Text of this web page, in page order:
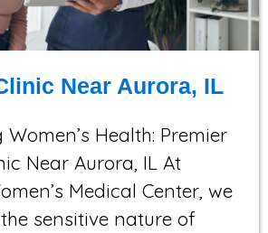
Near Aurora, IL
Health: Premier
Near Aurora, IL At
Medical Center, we
sensitive nature of